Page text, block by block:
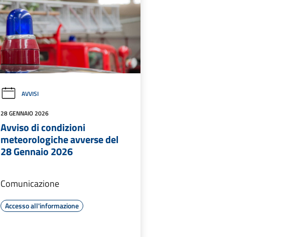
AVVISI
28 GENNAIO 2026
Avviso di condizioni
meteorologiche avverse del
28 Gennaio 2026
Comunicazione
Accesso all'informazione